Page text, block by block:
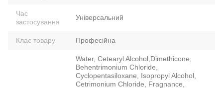
Час
застосування
Універсальний
Клас товару Професійна
Water, Cetearyl Alcohol,Dimethicone,
Behentrimonium Chloride,
Cyclopentasiloxane, Isopropyl Alcohol,
Cetrimonium Chloride, Fragnance,